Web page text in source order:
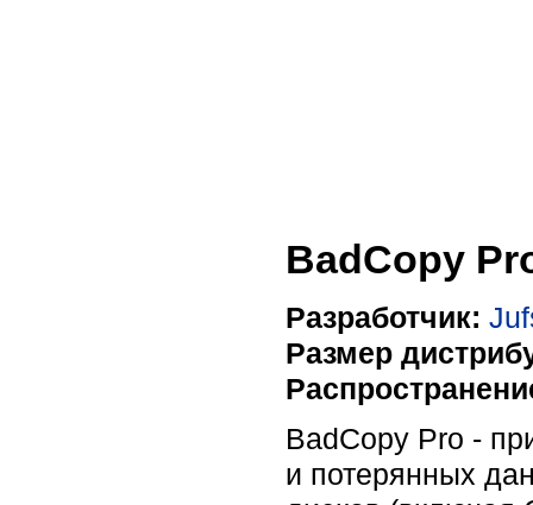
BadCopy
Разработчик:
Размер
BadCopy Pro -
и потерянных